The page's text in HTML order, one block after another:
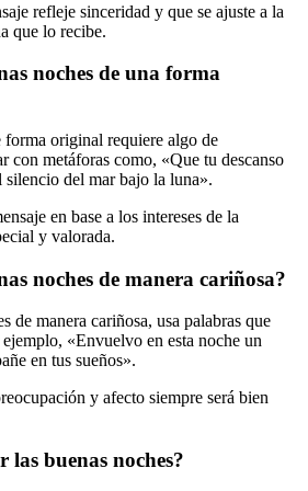
refleje sinceridad y que se ajuste a la
que lo recibe.
noches de una forma
forma original requiere algo de
con metáforas como, «Que tu descanso
silencio del mar bajo la luna».
en base a los intereses de la
y valorada.
noches de manera cariñosa?
de manera cariñosa, usa palabras que
ejemplo, «Envuelvo en esta noche un
en tus sueños».
y afecto siempre será bien
buenas noches?